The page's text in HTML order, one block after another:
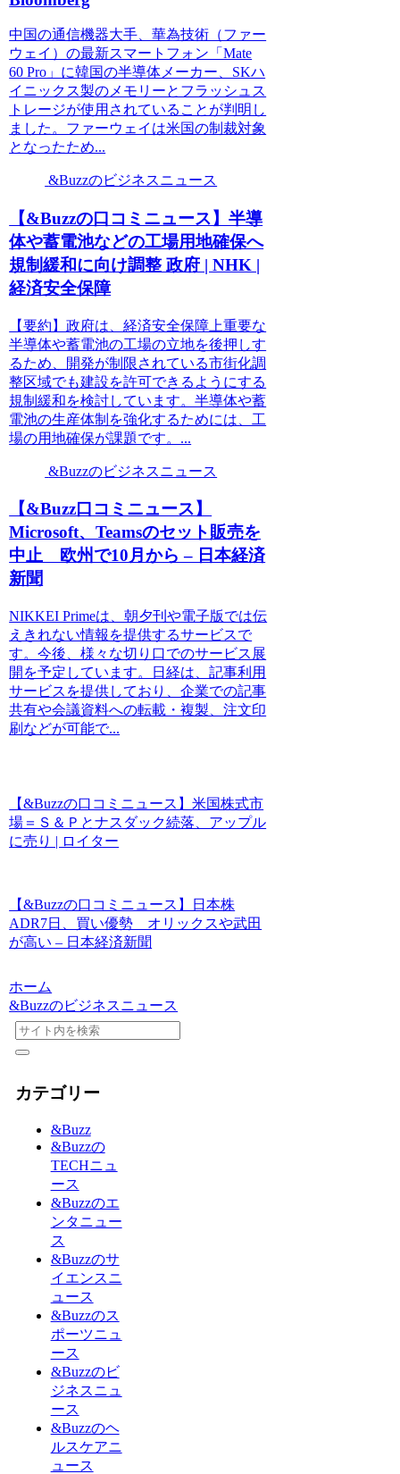
中国の通信機器大手、華為技術（ファー
ウェイ）の最新スマートフォン「Mate
60 Pro」に韓国の半導体メーカー、SKハ
イニックス製のメモリーとフラッシュス
トレージが使用されていることが判明し
ました。ファーウェイは米国の制裁対象
となったため...
&Buzzのビジネスニュース
【&Buzzの口コミニュース】半導
体や蓄電池などの工場用地確保へ
規制緩和に向け調整 政府 | NHK |
経済安全保障
【要約】政府は、経済安全保障上重要な
半導体や蓄電池の工場の立地を後押しす
るため、開発が制限されている市街化調
整区域でも建設を許可できるようにする
規制緩和を検討しています。半導体や蓄
電池の生産体制を強化するためには、工
場の用地確保が課題です。...
&Buzzのビジネスニュース
【&Buzz口コミニュース】
Microsoft、Teamsのセット販売を
中止 欧州で10月から – 日本経済
新聞
NIKKEI Primeは、朝夕刊や電子版では伝
えきれない情報を提供するサービスで
す。今後、様々な切り口でのサービス展
開を予定しています。日経は、記事利用
サービスを提供しており、企業での記事
共有や会議資料への転載・複製、注文印
刷などが可能で...
【&Buzzの口コミニュース】米国株式市
場＝Ｓ＆Ｐとナスダック続落、アップル
に売り | ロイター
【&Buzzの口コミニュース】日本株
ADR7日、買い優勢 オリックスや武田
が高い – 日本経済新聞
ホーム
&Buzzのビジネスニュース
カテゴリー
&Buzz
&Buzzの
TECHニュ
ース
&Buzzのエ
ンタニュー
ス
&Buzzのサ
イエンスニ
ュース
&Buzzのス
ポーツニュ
ース
&Buzzのビ
ジネスニュ
ース
&Buzzのヘ
ルスケアニ
ュース